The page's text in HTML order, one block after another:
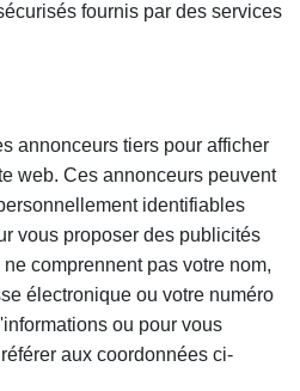
fournis par des services
annonceurs tiers pour afficher
web. Ces annonceurs peuvent
identifiables
vous proposer des publicités
comprennent pas votre nom,
électronique ou votre numéro
ou pour vous
aux coordonnées ci-